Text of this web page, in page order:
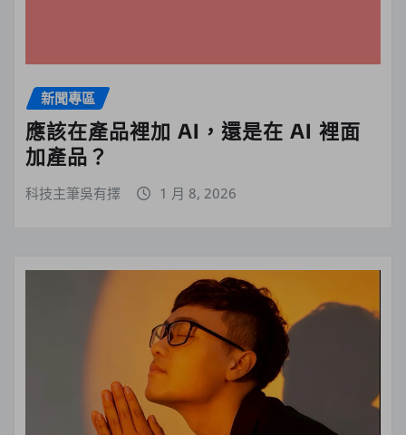
新聞專區
應該在產品裡加 AI，還是在 AI 裡面
加產品？
科技主筆吳有擇 1 月 8, 2026